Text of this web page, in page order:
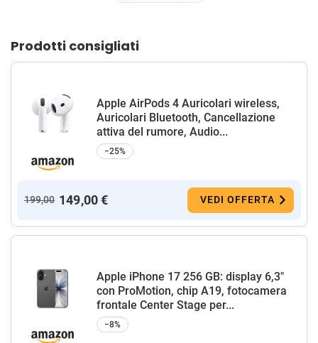
Prodotti consigliati
Apple AirPods 4 Auricolari wireless,
Auricolari Bluetooth, Cancellazione
attiva del rumore, Audio...
−25%
199,00 149,00 € VEDI OFFERTA
Apple iPhone 17 256 GB: display 6,3"
con ProMotion, chip A19, fotocamera
frontale Center Stage per...
−8%